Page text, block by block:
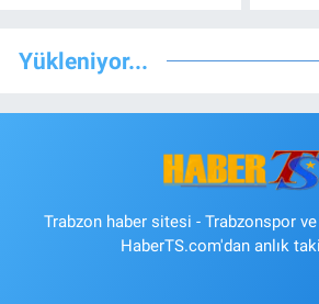
Yükleniyor...
Trabzon haber sitesi - Trabzonspor
HaberTS.com'dan anlık